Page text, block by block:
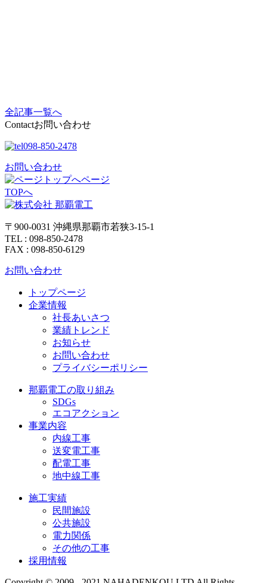
全記事一覧へ
Contactお問い合わせ
098-850-2478
お問い合わせ
ページ
TOPへ
〒900-0031 沖縄県那覇市若狭3-15-1
TEL : 098-850-2478
FAX : 098-850-6129
お問い合わせ
トップページ
企業情報
社長あいさつ
業績トレンド
お知らせ
お問い合わせ
プライバシーポリシー
那覇電工の取り組み
SDGs
エコアクション
事業内容
内線工事
送変電工事
配電工事
地中線工事
施工実績
民間施設
公共施設
電力関係
その他の工事
採用情報